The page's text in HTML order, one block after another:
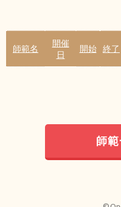
師範名
開催
日
開始 終了
師